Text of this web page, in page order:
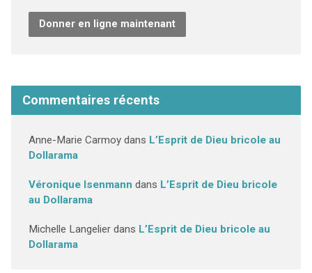
Donner en ligne maintenant
Commentaires récents
Anne-Marie Carmoydans L’Esprit de Dieu bricole au
Dollarama
Véronique Isenmann dans L’Esprit de Dieu bricole
au Dollarama
Michelle Langelierdans L’Esprit de Dieu bricole au
Dollarama